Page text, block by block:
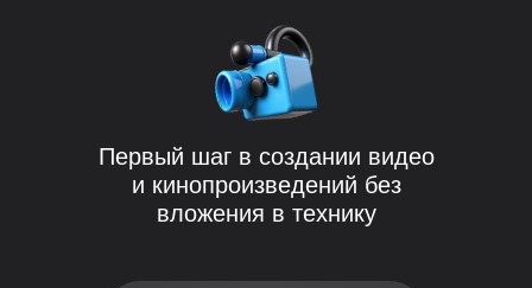
Первый шаг в создании видео
и кинопроизведений без
вложения в технику